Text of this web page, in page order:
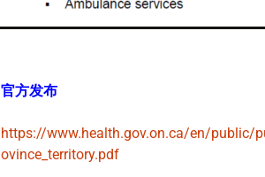
官方发布
https://www.health.gov.on.ca/en/public/
ovince_territory.pdf